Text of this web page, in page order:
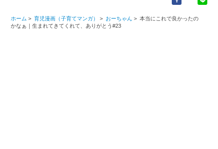
ホーム > 育児漫画（子育てマンガ） > おーちゃん > 本当にこれで良かったの
かなぁ｜生まれてきてくれて、ありがとう#23